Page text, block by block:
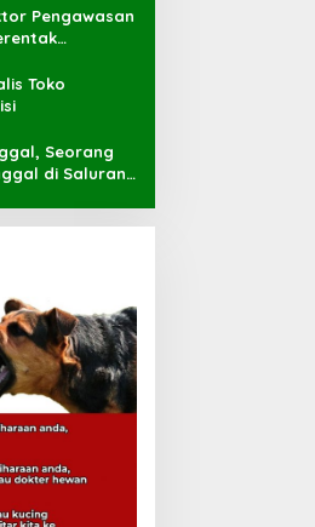
Pengawasan
Toko
Seorang
di Saluran